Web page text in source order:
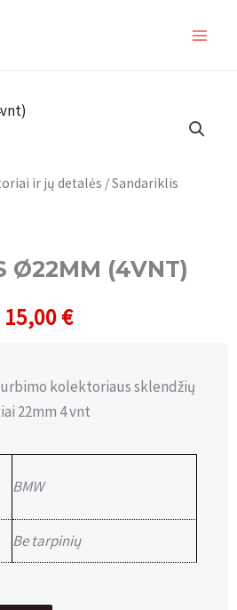
ir jų detalės / Sandariklis
Ø22MM (4VNT)
15,00€
kolektoriaus sklendžių
22mm 4 vnt
BMW
Be tarpinių